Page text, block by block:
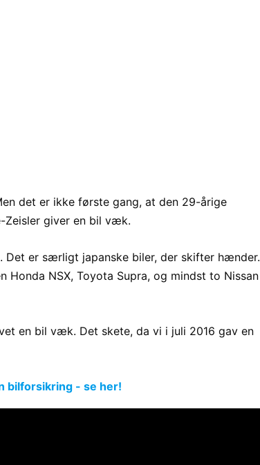
det er ikke første gang, at den 29-årige
Zeisler giver en bil væk.
Det er særligt japanske biler, der skifter hænder.
Honda NSX, Toyota Supra, og mindst to Nissan
en bil væk. Det skete, da vi i juli 2016 gav en
bilforsikring - se her!